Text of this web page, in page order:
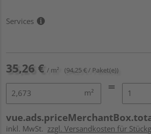
Services
35,26 € / m² (94,25 € / Paket(e))
m²
inkl. MwSt. zzgl. Versandkosten für